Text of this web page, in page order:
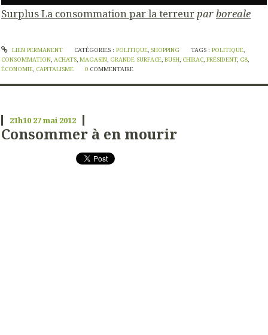
Surplus La consommation par la terreurparboreale
LIEN PERMANENT CATÉGORIES : POLITIQUE, SHOPPING TAGS :POLITIQUE,
CONSOMMATION, ACHATS, MAGASIN, GRANDE SURFACE, BUSH, CHIRAC, PRÉSIDENT, G8,
ÉCONOMIE, CAPITALISME 0 COMMENTAIRE
21h10 27mai 2012
Consommer à en mourir